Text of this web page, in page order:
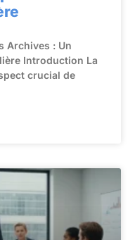
Archives : Un
Introduction La
crucial de